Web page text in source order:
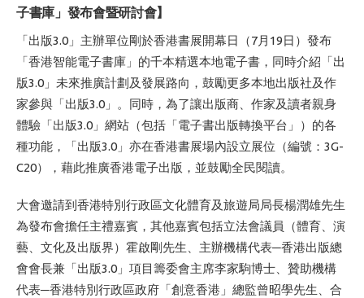
子書庫」發布會暨研討會】
「出版3.0」主辦單位剛於香港書展開幕日（7月19日）發布
「香港智能電子書庫」的千本精選本地電子書，同時介紹「出
版3.0」未來推廣計劃及發展路向，鼓勵更多本地出版社及作
家參與「出版3.0」。同時，為了讓出版商、作家及讀者親身
體驗「出版3.0」網站（包括「電子書出版轉換平台」）的各
種功能，「出版3.0」亦在香港書展場內設立展位（編號：3G-
C20），藉此推廣香港電子出版，並鼓勵全民閱讀。
大會邀請到香港特別行政區文化體育及旅遊局局長楊潤雄先生
為發布會擔任主禮嘉賓，其他嘉賓包括立法會議員（體育、演
藝、文化及出版界）霍啟剛先生、主辦機構代表─香港出版總
會會長兼「出版3.0」項目籌委會主席李家駒博士、贊助機構
代表─香港特別行政區政府「創意香港」總監曾昭學先生、合